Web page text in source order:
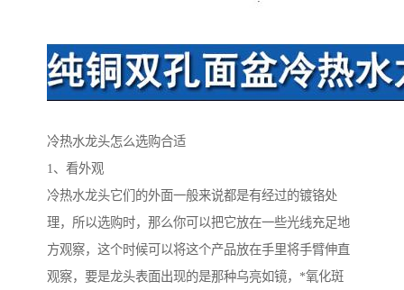
冷热水龙头怎么选购合适
1、看外观
冷热水龙头它们的外面一般来说都是有经过的镀铬处
理，所以选购时，那么你可以把它放在一些光线充足地
方观察，这个时候可以将这个产品放在手里将手臂伸直
观察，要是龙头表面出现的是那种乌亮如镜，*氧化斑